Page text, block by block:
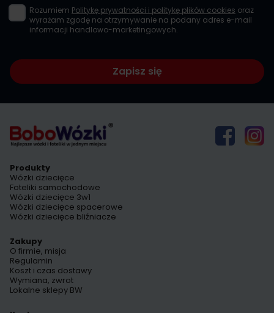
Rozumiem Politykę prywatności i politykę plików cookies oraz
wyrażam zgodę na otrzymywanie na podany adres e-mail
informacji handlowo-marketingowych.
Zapisz się
Produkty
Wózki dziecięce
Foteliki samochodowe
Wózki dziecięce 3w1
Wózki dziecięce spacerowe
Wózki dziecięce bliźniacze
Zakupy
O firmie, misja
Regulamin
Koszt i czas dostawy
Wymiana, zwrot
Lokalne sklepy BW